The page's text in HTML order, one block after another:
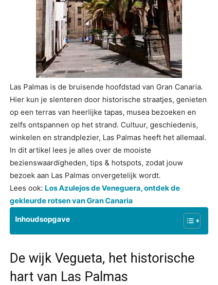
Las Palmas is de bruisende hoofdstad van Gran Canaria.
Hier kun je slenteren door historische straatjes, genieten
op een terras van heerlijke tapas, musea bezoeken en
zelfs ontspannen op het strand. Cultuur, geschiedenis,
winkelen en strandplezier, Las Palmas heeft het allemaal.
In dit artikel lees je alles over de mooiste
bezienswaardigheden, tips & hotspots, zodat jouw
bezoek aan Las Palmas onvergetelijk wordt.
Lees ook: Los Azulejos de Veneguera, ontdek de
gekleurde rotsen van Gran Canaria
Inhoudsopgave
De wijk Vegueta, het historische
hart van Las Palmas